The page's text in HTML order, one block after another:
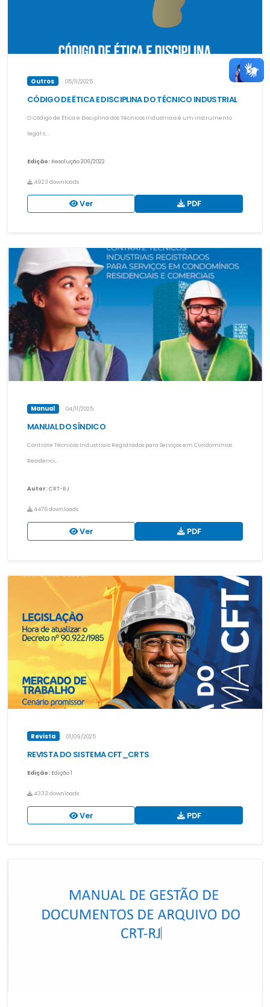
Outros 05/11/2025
CÓDIGO DE ËTICA E DISCIPLINA DO TÉCNICO INDUSTRIAL
O Código de Ética e Disciplina dos Técnicos Industriais é um instrumento
legal c...
Edição: Resolução 206/2022
4923 downloads
Ver PDF
Manual 04/11/2025
MANUAL DO SÍNDICO
Contrate Técnicos Industriais Registrados para Serviços em Condomínios
Residenci...
Autor:CRT-RJ
4476 downloads
Ver PDF
Revista 01/09/2025
REVISTA DO SISTEMA CFT_CRTS
Edição: Edição 1
4333 downloads
Ver PDF